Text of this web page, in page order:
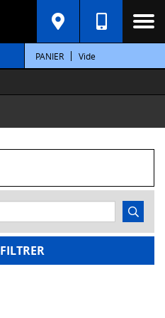
PANIER Vide
FILTRER